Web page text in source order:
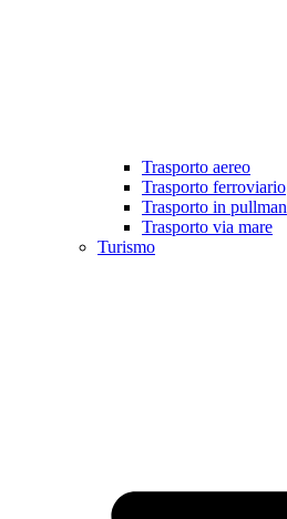
Trasporto aereo
Trasporto ferroviario
Trasporto in pullman
Trasporto via mare
Turismo